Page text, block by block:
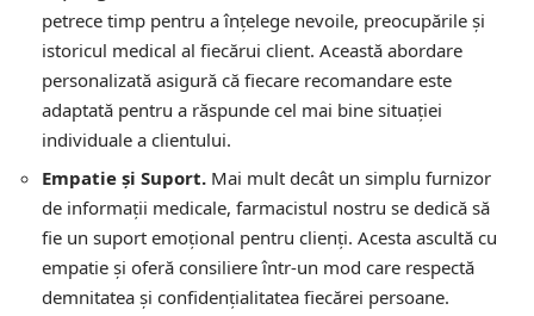
petrece timp pentru a înțelege nevoile, preocupările și
istoricul medical al fiecărui client. Această abordare
personalizată asigură că fiecare recomandare este
adaptată pentru a răspunde cel mai bine situației
individuale a clientului.
Empatie și Suport. Mai mult decât un simplu furnizor
de informații medicale, farmacistul nostru se dedică să
fie un suport emoțional pentru clienți. Acesta ascultă cu
empatie și oferă consiliere într-un mod care respectă
demnitatea și confidențialitatea fiecărei persoane.